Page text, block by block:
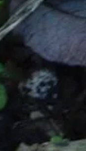
We maken het
076